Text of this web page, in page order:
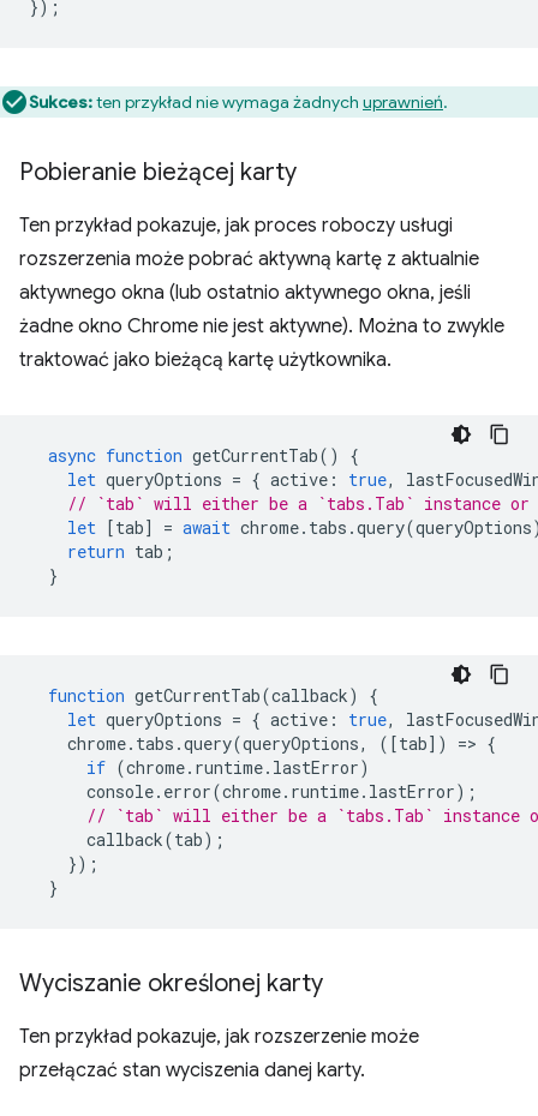
});
Sukces:ten przykład nie wymaga żadnych uprawnień.
Pobieranie bieżącej karty
Ten przykład pokazuje, jak proces roboczy usługi
rozszerzenia może pobrać aktywną kartę z aktualnie
aktywnego okna (lub ostatnio aktywnego okna, jeśli
żadne okno Chrome nie jest aktywne). Można to zwykle
traktować jako bieżącą kartę użytkownika.
async function getCurrentTab()
{
let queryOptions = { active : true,
// `tab` will either be a `tabs.Tab` instance or
let [tab] = await chrome. tabs .query(queryOptions
return tab ;
}
function getCurrentTab(callback)
{
let queryOptions = { active : true,
chrome. tabs .query(queryOptions, ([tab]) => {
if (chrome. runtime. lastError)
console. error(chrome. runtime. lastError);
// `tab` will either be a `tabs.Tab` instance
callback(tab);
});
}
Wyciszanie określonej karty
Ten przykład pokazuje, jak rozszerzenie może
przełączać stan wyciszenia danej karty.